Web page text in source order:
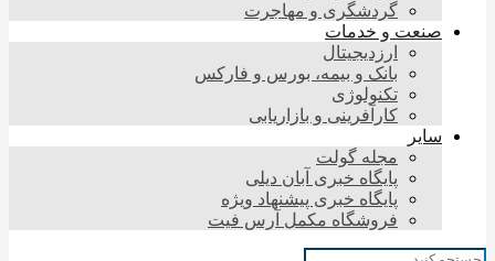
گردشگری و مهاجرت
صنعت و خدمات
ارزدیجیتال
بانک و بیمه، بورس و فارکس
تکنولوژی
کارآفرینی و بازاریابی
سایر
مجله گولت
پایگاه خبری آبان دیلی
پایگاه خبری پیشنهاد ویژه
فروشگاه مکمل آرس فیت